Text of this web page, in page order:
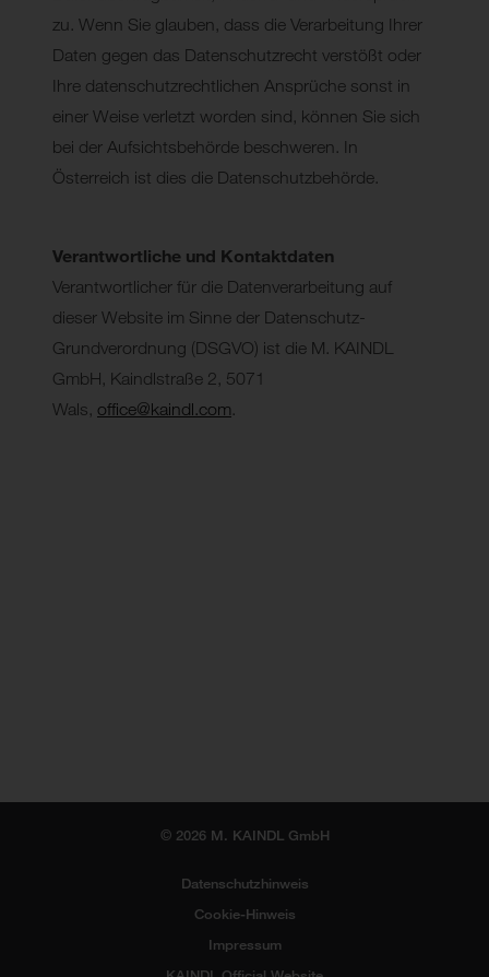
zu. Wenn Sie glauben, dass die Verarbeitung Ihrer
Daten gegen das Datenschutzrecht verstößt oder
Ihre datenschutzrechtlichen Ansprüche sonst in
einer Weise verletzt worden sind, können Sie sich
bei der Aufsichtsbehörde beschweren. In
Österreich ist dies die Datenschutzbehörde.
Verantwortliche und Kontaktdaten
Verantwortlicher für die Datenverarbeitung auf
dieser Website im Sinne der Datenschutz-
Grundverordnung (DSGVO) ist die M. KAINDL
GmbH, Kaindlstraße 2, 5071
Wals, office@kaindl.com.
© 2026 M. KAINDL GmbH
Datenschutzhinweis
Cookie-Hinweis
Impressum